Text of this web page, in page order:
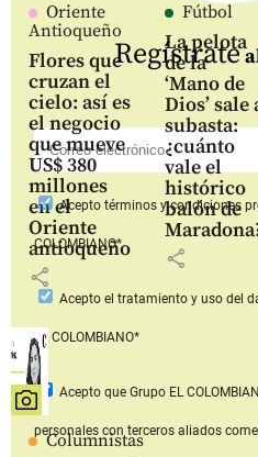
Oriente
Antioqueño
Flores que
cruzan el
cielo: así es
el negocio
que mueve
US$ 380
millones
en el
Oriente
antioqueño
share
Fútbol
La pelota
de la
‘Mano de
Dios’ sale
subasta:
¿cuánto
vale el
histórico
balón de
share
Columnistas
Regístrate
Aceptotérminos y condiciones
COLOMBIANO*
Acepto el tratamiento y uso del
EL COLOMBIANO*
Acepto que Grupo EL
personales con terceros aliados